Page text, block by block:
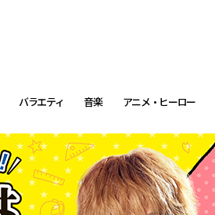
バラエティ 音楽 アニメ・ヒーロー